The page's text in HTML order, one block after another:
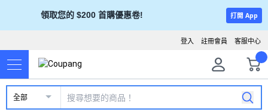
領取您的 $200 首購優惠卷! 打開 App
客服中心
註冊會員
登入
全部